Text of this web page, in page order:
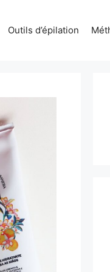
Outils d’épilation